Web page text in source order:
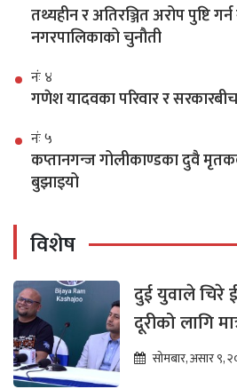
तथ्यहीन र अतिरञ्जित अरोप पुष्टि
नगरपालिकाको चुनौती
नंः ४
गणेश यादवका परिवार र
नंः ५
कप्तानगन्ज गोलीकाण्डका दुवै
बुझाइयो
विशेष
दुई युवाले चिरे
दूरीको लागि
सोमबार, असार ९,